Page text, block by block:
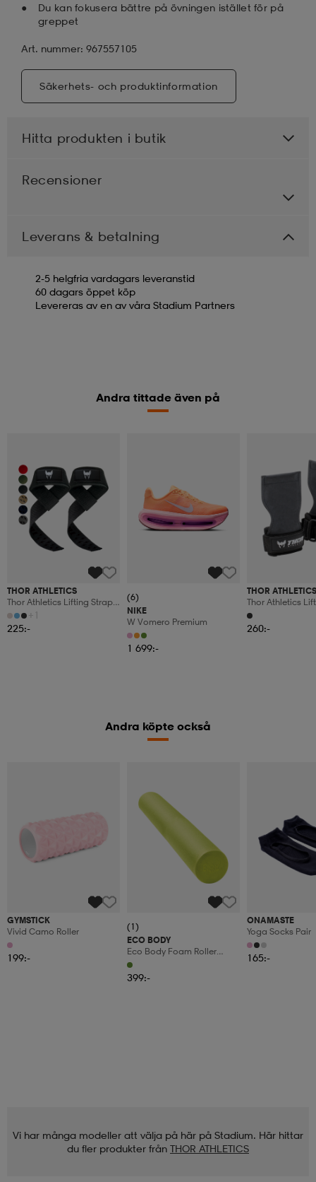
Du kan fokusera bättre på övningen istället för på
greppet
Art. nummer: 967557105
Säkerhets- och produktinformation
Hitta produkten i butik
Recensioner
Leverans & betalning
2-5 helgfria vardagars leveranstid
60 dagars öppet köp
Levereras av en av våra Stadium Partners
Andra tittade även på
THOR ATHLETICS
Thor Athletics Lifting Straps
Extra Grip – Strength
Training Accessories – Gym
+1
225:-
(6)
NIKE
W Vomero Premium
1 699:-
THOR ATHLETICS
Thor Athletics
Power Grips For
Training And
260:-
Andra köpte också
GYMSTICK
Vivid Camo Roller
199:-
(1)
ECO BODY
Eco Body Foam Roller
Pilates Roll 90cm
399:-
ONAMASTE
Yoga Socks Pair
165:-
Vi har många modeller att välja på här på Stadium. Här hittar
du fler produkter från THOR ATHLETICS